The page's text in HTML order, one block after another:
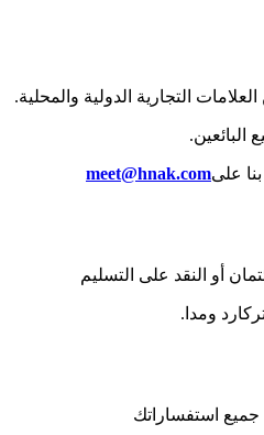
التجارية الدولية والمحلية.
البائعين.
علىmeet@hnak.com
أو النقد على التسليم
ومدا.
جميع استفساراتك